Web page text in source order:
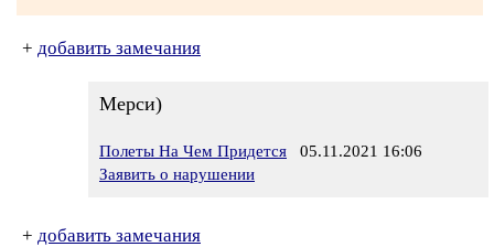
+ добавить замечания
Мерси)
Полеты На Чем Придется 05.11.2021 16:06
Заявить о нарушении
+ добавить замечания